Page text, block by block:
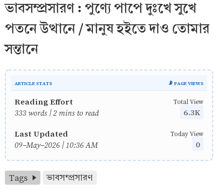
ভাবসম্প্রসারণ : পুণ্যে পাপে দুঃখে সুখে
পতনে উত্থানে / মানুষ হইতে দাও তোমার
সন্তানে
ARTICLE STATS 📡 PAGE VIEWS
Reading Effort
333 words | 2 mins to read
Total View
6.3K
Last Updated
09-May-2026 | 10:36 AM
Today View
0
Tags ভাবসম্প্রসারণ